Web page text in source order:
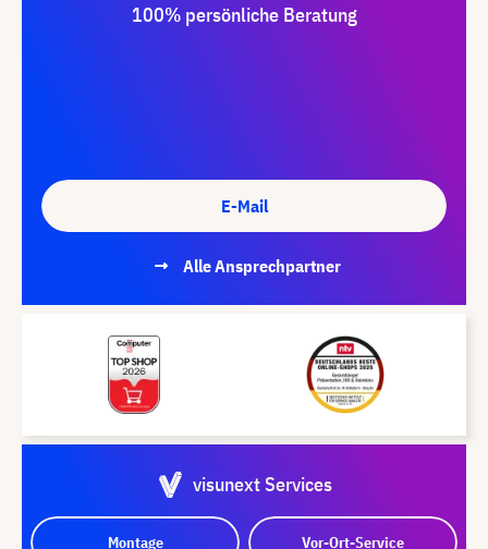
100% persönliche Beratung
E-Mail
Alle Ansprechpartner
visunext Services
Montage Vor-Ort-Service